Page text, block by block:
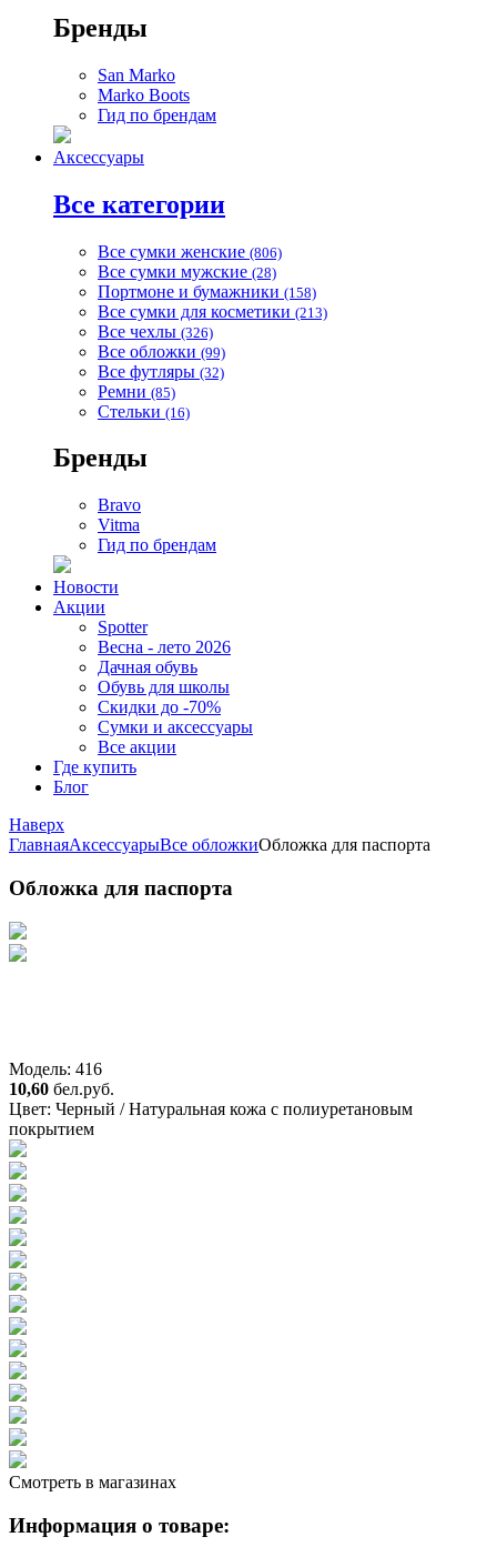
Бренды
San Marko
Marko Boots
Гид по брендам
Аксессуары
Все категории
Все сумки женские (806)
Все сумки мужские (28)
Портмоне и бумажники (158)
Все сумки для косметики (213)
Все чехлы (326)
Все обложки (99)
Все футляры (32)
Ремни (85)
Стельки (16)
Бренды
Bravo
Vitma
Гид по брендам
Новости
Акции
Spotter
Весна - лето 2026
Дачная обувь
Обувь для школы
Скидки до -70%
Сумки и аксессуары
Все акции
Где купить
Блог
Наверх
ГлавнаяАксессуарыВсе обложкиОбложка для паспорта
Обложка для паспорта
Модель: 416
10,60 бел.руб.
Цвет: Черный / Натуральная кожа с полиуретановым
покрытием
Смотреть в магазинах
Информация о товаре: